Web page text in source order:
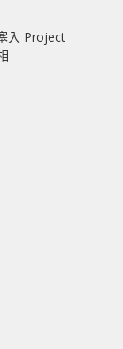
入 Project